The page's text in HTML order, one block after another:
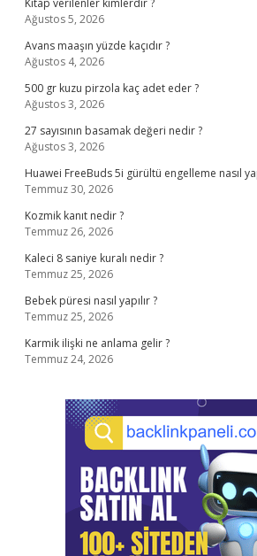
Kitap verilenler kimlerdir ?
Ağustos 5, 2026
Avans maaşın yüzde kaçıdır ?
Ağustos 4, 2026
500 gr kuzu pirzola kaç adet eder ?
Ağustos 3, 2026
27 sayısının basamak değeri nedir ?
Ağustos 3, 2026
Huawei FreeBuds 5i gürültü engelleme nasıl
Temmuz 30, 2026
Kozmik kanıt nedir ?
Temmuz 26, 2026
Kaleci 8 saniye kuralı nedir ?
Temmuz 25, 2026
Bebek püresi nasıl yapılır ?
Temmuz 25, 2026
Karmik ilişki ne anlama gelir ?
Temmuz 24, 2026